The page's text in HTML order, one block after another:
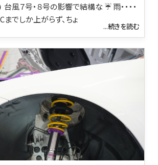
風７号・８号の影響で結構な ☔ 雨・・・・
でしか上がらず、ちょ
...続きを読む